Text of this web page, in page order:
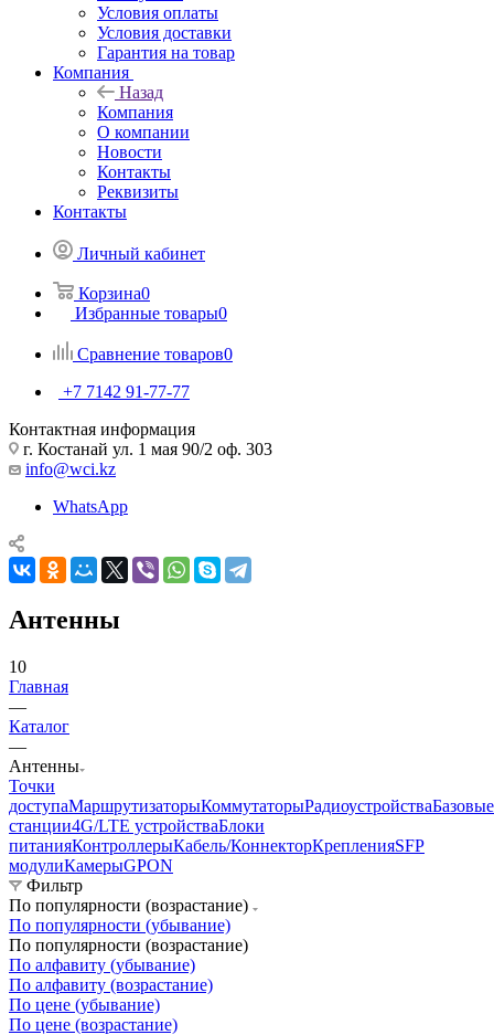
Условия оплаты
Условия доставки
Гарантия на товар
Компания
Назад
Компания
О компании
Новости
Контакты
Реквизиты
Контакты
Личный кабинет
Корзина0
Избранные товары0
Сравнение товаров0
+7 7142 91-77-77
Контактная информация
г. Костанай ул. 1 мая 90/2 оф. 303
info@wci.kz
WhatsApp
Антенны
10
Главная
—
Каталог
—
Антенны
Точки
доступаМаршрутизаторыКоммутаторыРадиоустройстваБазовые
станции4G/LTE устройстваБлоки
питанияКонтроллерыКабель/КоннекторКрепленияSFP
модулиКамерыGPON
Фильтр
По популярности (возрастание)
По популярности (убывание)
По популярности (возрастание)
По алфавиту (убывание)
По алфавиту (возрастание)
По цене (убывание)
По цене (возрастание)